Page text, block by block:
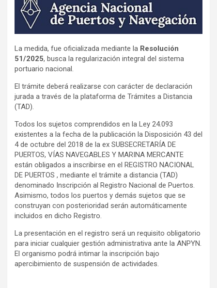
La medida, fue oficializada mediante la Resolución
51/2025, busca la regularización integral del sistema
portuario nacional.
El trámite deberá realizarse con carácter de declaración
jurada a través de la plataforma de Trámites a Distancia
(TAD).
Todos los sujetos comprendidos en la Ley 24.093
existentes a la fecha de la publicación la Disposición 43 del
4 de octubre del 2018 de la ex SUBSECRETARÍA DE
PUERTOS, VÍAS NAVEGABLES Y MARINA MERCANTE
están obligados a inscribirse en el REGISTRO NACIONAL
DE PUERTOS , mediante el trámite a distancia (TAD)
denominado Inscripción al Registro Nacional de Puertos.
Asimismo, todos los puertos y demás sujetos que se
construyan con posterioridad serán automáticamente
incluidos en dicho Registro.
La presentación en el registro será un requisito obligatorio
para iniciar cualquier gestión administrativa ante la ANPYN.
El organismo podrá intimar la inscripción bajo
apercibimiento de suspensión de actividades.